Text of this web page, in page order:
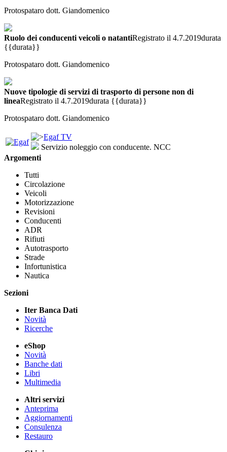
Protospataro dott. Giandomenico
Ruolo dei conducenti veicoli o natantiRegistrato il 4.7.2019durata
{{durata}}
Protospataro dott. Giandomenico
Nuove tipologie di servizi di trasporto di persone non di
lineaRegistrato il 4.7.2019durata {{durata}}
Protospataro dott. Giandomenico
Egaf TV
Servizio noleggio con conducente. NCC
Argomenti
Tutti
Circolazione
Veicoli
Motorizzazione
Revisioni
Conducenti
ADR
Rifiuti
Autotrasporto
Strade
Infortunistica
Nautica
Sezioni
Iter Banca Dati
Novità
Ricerche
eShop
Novità
Banche dati
Libri
Multimedia
Altri servizi
Anteprima
Aggiornamenti
Consulenza
Restauro